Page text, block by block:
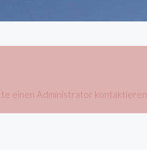
einen Administrator kontaktieren.